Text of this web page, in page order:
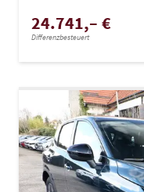
24.741,– €
Differenzbesteuert